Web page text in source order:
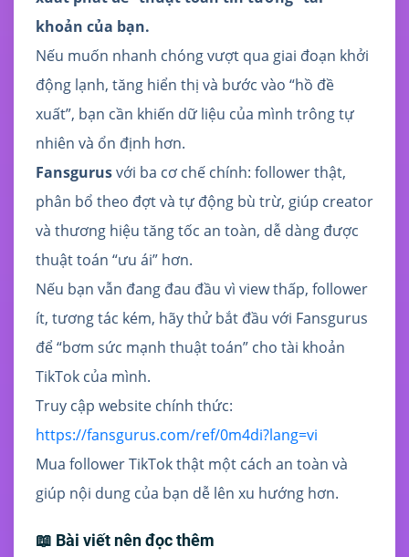
khoản của bạn.
Nếu muốn nhanh chóng vượt qua giai đoạn khởi
động lạnh, tăng hiển thị và bước vào “hồ đề
xuất”, bạn cần khiến dữ liệu của mình trông tự
nhiên và ổn định hơn.
Fansgurusvới ba cơ chế chính: follower thật,
phân bổ theo đợt và tự động bù trừ, giúp creator
và thương hiệu tăng tốc an toàn, dễ dàng được
thuật toán “ưu ái” hơn.
Nếu bạn vẫn đang đau đầu vì view thấp, follower
ít, tương tác kém, hãy thử bắt đầu với Fansgurus
để “bơm sức mạnh thuật toán” cho tài khoản
TikTok của mình.
Truy cập website chính thức:
https://fansgurus.com/ref/0m4di?lang=vi
Mua follower TikTok thật một cách an toàn và
giúp nội dung của bạn dễ lên xu hướng hơn.
📖 Bài viết nên đọc thêm